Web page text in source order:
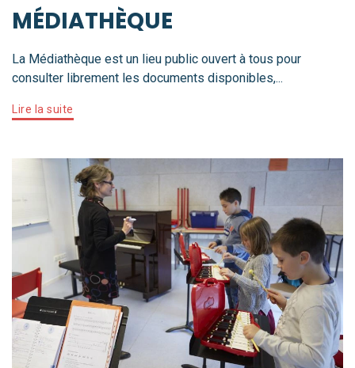
MÉDIATHÈQUE
La Médiathèque est un lieu public ouvert à tous pour
consulter librement les documents disponibles,...
Lire la suite